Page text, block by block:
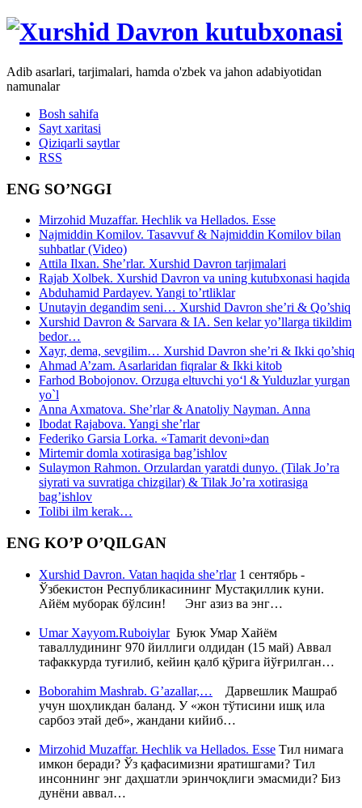
Adib asarlari, tarjimalari, hamda o'zbek va jahon adabiyotidan
namunalar
Bosh sahifa
Sayt xaritasi
Qiziqarli saytlar
RSS
ENG SO’NGGI
Mirzohid Muzaffar. Hechlik va Hellados. Esse
Najmiddin Komilov. Tasavvuf & Najmiddin Komilov bilan
suhbatlar (Video)
Attila Ilxan. She’rlar. Xurshid Davron tarjimalari
Rajab Xolbek. Xurshid Davron va uning kutubxonasi haqida
Abduhamid Pardayev. Yangi to’rtliklar
Unutayin degandim seni… Xurshid Davron she’ri & Qo’shiq
Xurshid Davron & Sarvara & IA. Sen kelar yo’llarga tikildim
bedor…
Xayr, dema, sevgilim… Xurshid Davron she’ri & Ikki qo’shiq
Ahmad A’zam. Asarlaridan fiqralar & Ikki kitob
Farhod Bobojonov. Orzuga eltuvchi yo‘l & Yulduzlar yurgan
yo`l
Anna Axmatova. She’rlar & Anatoliy Nayman. Anna
Ibodat Rajabova. Yangi she’rlar
Federiko Garsia Lorka. «Tamarit devoni»dan
Mirtemir domla xotirasiga bag’ishlov
Sulaymon Rahmon. Orzulardan yaratdi dunyo. (Tilak Jo’ra
siyrati va suvratiga chizgilar) & Tilak Jo’ra xotirasiga
bag’ishlov
Tolibi ilm kerak…
ENG KO’P O’QILGAN
Xurshid Davron. Vatan haqida she’rlar1 сентябрь -
Ўзбекистон Республикасининг Мустақиллик куни.
Айём муборак бўлсин! Энг азиз ва энг…
Umar Xayyom.RuboiylarБуюк Умар Хайём
таваллудининг 970 йиллиги олдидан (15 май) Аввал
тафаккурда туғилиб, кейин қалб қўрига йўғрилган…
Boborahim Mashrab. G’azallar,… Дарвешлик Машраб
учун шоҳликдан баланд. У «жон тўтисини ишқ ила
сарбоз этай деб», жандани кийиб…
Mirzohid Muzaffar. Hechlik va Hellados. Esse Тил нимага
имкон беради? Ўз қафасимизни яратишгами? Тил
инсоннинг энг даҳшатли эринчоқлиги эмасмиди? Биз
дунёни аввал…